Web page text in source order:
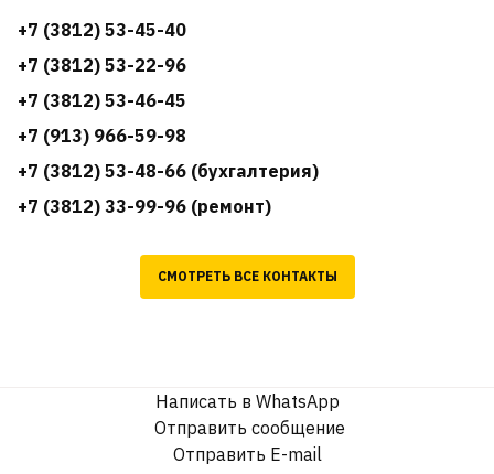
+7 (3812) 53-45-40
+7 (3812) 53-22-96
+7 (3812) 53-46-45
+7 (913) 966-59-98
+7 (3812) 53-48-66 (бухгалтерия)
+7 (3812) 33-99-96 (ремонт)
СМОТРЕТЬ ВСЕ КОНТАКТЫ
Написать в WhatsApp
Отправить сообщение
Отправить E-mail